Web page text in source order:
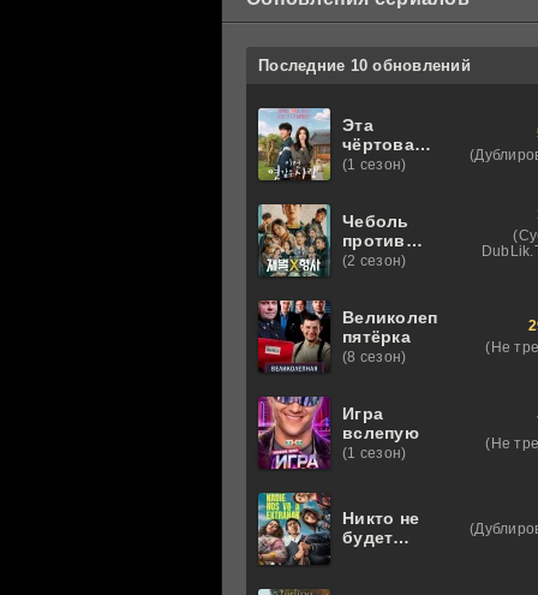
Последние 10 обновлений
Эта
чёртова
любовь
(1 сезон)
Чеболь
против
детектива
(2 сезон)
Великолепная
пятёрка
(8 сезон)
(Не
Игра
вслепую
(1 сезон)
(Не
Никто не
будет